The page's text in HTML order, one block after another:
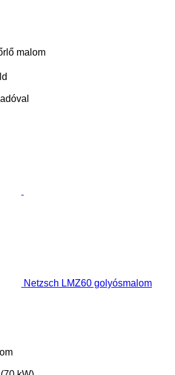
malom
Netzsch LMZ60 golyósmalom